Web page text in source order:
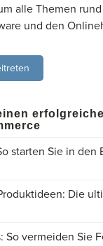
alle Themen
und den
starten Sie in den
Die
So vermeiden Sie